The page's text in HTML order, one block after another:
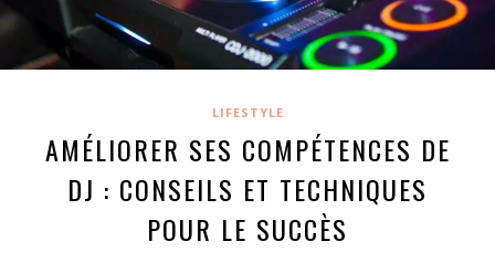
LIFESTYLE
AMÉLIORER SES COMPÉTENCES DE
DJ : CONSEILS ET TECHNIQUES
POUR LE SUCCÈS